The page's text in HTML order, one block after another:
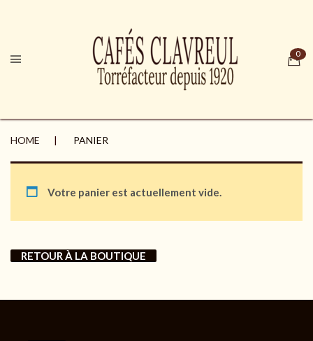
HOME PANIER
Votre panier est actuellement vide.
RETOUR À LA BOUTIQUE